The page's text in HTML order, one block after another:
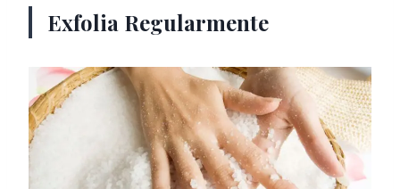
Exfolia Regularmente